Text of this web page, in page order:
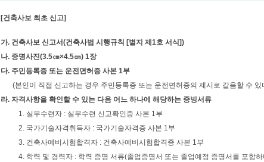
[건축사보 최초 신고]
가. 건축사보 신고서(건축사법 시행규칙 [별지 제1호 서식])
나. 증명사진(3.5㎝×4.5㎝) 1장
다. 주민등록증 또는 운전면허증 사본 1부
(본인이 직접 신고하는 경우 주민등록증 또는 운전면허증의 제시로 갈음할 수 있
라. 자격사항을 확인할 수 있는 다음 어느 하나에 해당하는 증빙서류
1. 실무수련자 : 실무수련 신고확인증 사본 1부
2. 국가기술자격취득자 : 국가기술자격증 사본 1부
3. 건축사예비시험합격자 : 건축사예비시험합격증 사본 1부
4. 학력 및 경력자 : 학력 증명 서류(졸업증명서 또는 졸업예정 증명서를 포함